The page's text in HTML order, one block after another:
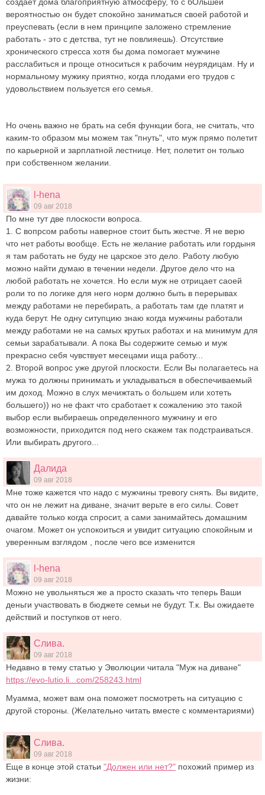
вероятностью он будет спокойно заниматься своей работой и
преуспевать (если в нем принципе заложено стремление
работать - это с детства, тут не повлияешь). Отсутствие
хронического стресса хотя бы дома помогает мужчине
расслабиться и проще относиться к рабочим неурядицам. Ну и
нормальному мужику приятно, когда плодами его трудов с
удовольствием пользуется его семья.
Но очень важно не брать на себя функции бога, не считать, что
каким-то образом мы можем так "пнуть", что муж прямо полетит
по карьерной и зарплатной лестнице. Нет, полетит он только
при собственном желании.
l-hena
09 авг 2018
По мне тут две плоскости вопроса.
1. С вопрсом работы наверное стоит быть жестче. Я не верю
что нет работы вообще. Есть не желание работать или гордыня
я там работать не буду не царское это дело. Работу любую
можно найти думаю в течении недели. Другое дело что на
любой работать не хочется. Но если муж не отрицает саоей
роли то по логике для него норм должно быть в перерывах
между работами не перебирать, а работать там где платят и
куда берут. Не одну ситупцию знаю когда мужчины работали
между работами не на самых крутых работах и на минимум для
семьи зарабатывали. А пока Вы содержите семью и муж
прекрасно себя чувствует месецами ища работу...
2. Второй вопрос уже другой плоскости. Если Вы полагаетесь на
мужа то должны принимать и укладываться в обеспечиваемый
им доход. Можно в слух мечижтать о большем или хотеть
большего)) но не факт что сработает к сожалению это такой
выбор если выбираешь определенного мужчину и его
возможности, приходится под него скажем так подстраиваться.
Или выбирать другого...
Далида
09 авг 2018
Мне тоже кажется что надо с мужчины тревогу снять. Вы видите,
что он не лежит на диване, значит верьте в его силы. Совет
давайте только когда спросит, а сами занимайтесь домашним
очагом. Может он успокоиться и увидит ситуацию спокойным и
уверенным взглядом , после чего все изменится
l-hena
09 авг 2018
Можно не увольняться же а просто сказать что теперь Ваши
деньги участвовать в бюджете семьи не будут. Т.к. Вы ожидаете
действий и поступков от него.
Слива.
09 авг 2018
Недавно в тему статью у Эволюции читала "Муж на диване"
https://evo-lutio.li...com/258243.html
Муамма, может вам она поможет посмотреть на ситуацию с
другой стороны. (Желательно читать вместе с комментариями)
Слива.
09 авг 2018
Еще в конце этой статьи "Должен или нет?" похожий пример из
жизни: